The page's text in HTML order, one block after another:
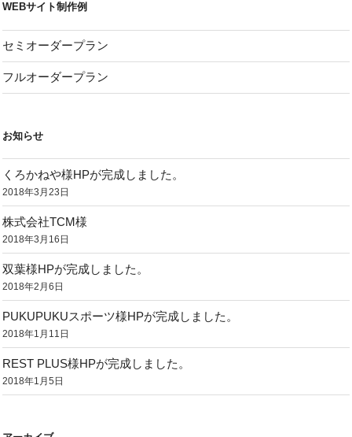
WEBサイト制作例
セミオーダープラン
フルオーダープラン
お知らせ
くろかねや様HPが完成しました。
2018年3月23日
株式会社TCM様
2018年3月16日
双葉様HPが完成しました。
2018年2月6日
PUKUPUKUスポーツ様HPが完成しました。
2018年1月11日
REST PLUS様HPが完成しました。
2018年1月5日